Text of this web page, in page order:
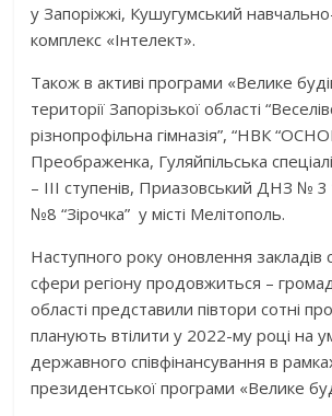
у Запоріжжі, Кушугумський
комплекс «Інтелект».
Також в активі програми «Велике
території Запорізької області
різнопрофільна гімназія”, “НВК
Преображенка, Гуляйпільська
– ІІІ ступенів, Приазовський ДНЗ №
№8 “Зірочка” у місті Мелітополь.
Наступного року оновлення закладів
сфери регіону продовжиться –
області представили півтори сотні
планують втілити у 2022-му році на
державного співфінансування в
президентської програми «Велике